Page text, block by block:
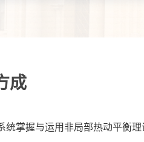
成
统掌握与运用非局部热动平衡